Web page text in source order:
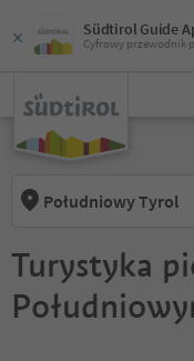
Südtirol Guide
Cyfrowy przewodnik
Południowy Tyrol
Turystyka